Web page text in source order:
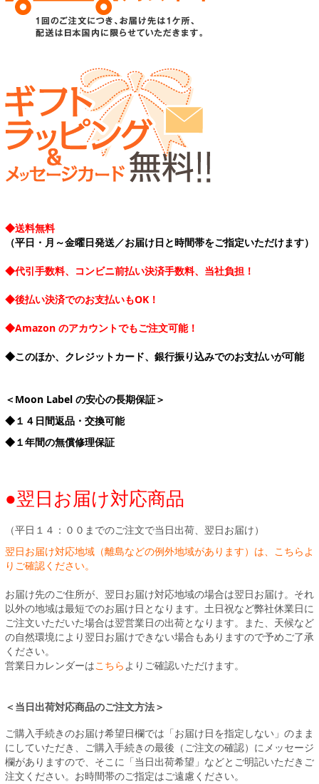
◆送料無料
（平日・月～金曜日発送／お届け日と時間帯をご指定いただけます）
◆代引手数料、コンビニ前払い決済手数料、当社負担！
◆後払い決済でのお支払いもOK！
◆Amazon のアカウントでもご注文可能！
◆このほか、クレジットカード、銀行振り込みでのお支払いが可能
＜Moon Label の安心の長期保証＞
◆１４日間返品・交換可能
◆１年間の無償修理保証
●翌日お届け対応商品
（平日１４：００までのご注文で当日出荷、翌日お届け）
翌日お届け対応地域（離島などの例外地域があります）は、こちらよ
りご確認ください。
お届け先のご住所が、翌日お届け対応地域の場合は翌日お届け。それ
以外の地域は最短でのお届け日となります。土日祝など弊社休業日に
ご注文いただいた場合は翌営業日の出荷となります。また、天候など
の自然環境により翌日お届けできない場合もありますので予めご了承
ください。
営業日カレンダーはこちらよりご確認いただけます。
＜当日出荷対応商品のご注文方法＞
ご購入手続きのお届け希望日欄では「お届け日を指定しない」のまま
にしていただき、ご購入手続きの最後（ご注文の確認）にメッセージ
欄がありますので、そこに「当日出荷希望」などとご明記いただきご
注文ください。お時間帯のご指定はご遠慮ください。